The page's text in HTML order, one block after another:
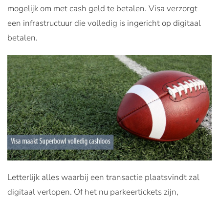
mogelijk om met cash geld te betalen. Visa verzorgt
een infrastructuur die volledig is ingericht op digitaal
betalen.
Letterlijk alles waarbij een transactie plaatsvindt zal
digitaal verlopen. Of het nu parkeertickets zijn,